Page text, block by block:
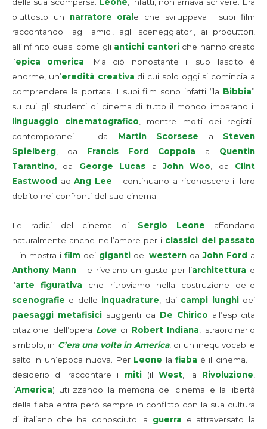
della sua scomparsa. Leone, infatti, non amava scrivere. Era
piuttosto un narratore oral e che sviluppava i suoi film
raccontandoli agli amici, agli sceneggiatori, ai produttori,
all’infinito quasi come gli antichi cantoriche hanno creato
l’epica omerica. Ma ciò nonostante il suo lascito è
enorme, un’eredità creativa di cui solo oggi si comincia a
comprendere la portata. I suoi film sono infatti “la Bibbia”
su cui gli studenti di cinema di tutto il mondo imparano il
linguaggio cinematografico, mentre molti dei registi
contemporanei – da Martin Scorsese a Steven
Spielberg, da Francis Ford Coppola a Quentin
Tarantino, da George Lucas aJohn Woo, da Clint
Eastwood ad Ang Lee – continuano a riconoscere il loro
debito nei confronti del suo cinema.
Le radici del cinema di Sergio Leone affondano
naturalmente anche nell’amore per i classici del passato
– in mostra i film dei giganti del western daJohn Ford a
Anthony Mann– e rivelano un gusto per l’architettura e
l’arte figurativa che ritroviamo nella costruzione delle
scenografie e delle inquadrature, dai campi lunghidei
paesaggi metafisici suggeriti da De Chirico all’esplicita
citazione dell’opera Lovedi Robert Indiana, straordinario
simbolo, in C’era una volta in America, di un inequivocabile
salto in un’epoca nuova. Per Leone la fiaba è il cinema. Il
desiderio di raccontare i miti(ilWest, la Rivoluzione,
l’America) utilizzando la memoria del cinema e la libertà
della fiaba entra però sempre in conflitto con la sua cultura
di italiano che ha conosciuto la guerra e attraversato la